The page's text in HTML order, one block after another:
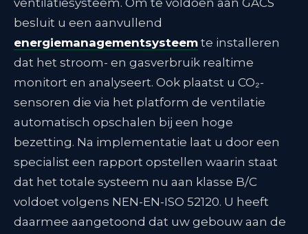
ventilatiesysteem. Om te voldoen aan GACS
besluit u een aanvullend
energiemanagementsysteem te installeren
dat het stroom- en gasverbruik realtime
monitort en analyseert. Ook plaatst u CO₂-
sensoren die via het platform de ventilatie
automatisch opschalen bij een hoge
bezetting. Na implementatie laat u door een
specialist een rapport opstellen waarin staat
dat het totale systeem nu aan klasse B/C
voldoet volgens NEN-EN-ISO 52120. U heeft
daarmee aangetoond dat uw gebouw aan de